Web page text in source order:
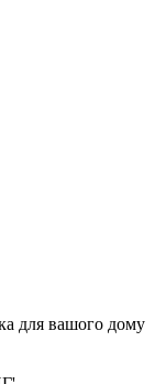
для вашого дому